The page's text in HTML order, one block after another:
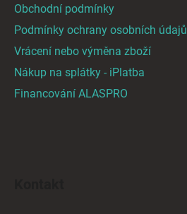
Obchodní podmínky
Podmínky ochrany osobních údajů
Vrácení nebo výměna zboží
Nákup na splátky - iPlatba
Financování ALASPRO